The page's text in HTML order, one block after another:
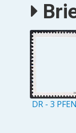
DR - 3